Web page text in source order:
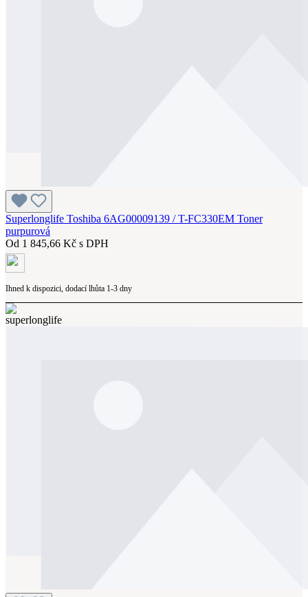
Superlonglife Toshiba 6AG00009139 / T-FC330EM Toner
purpurová
Od 1 845,66 Kč s DPH
Ihned k dispozici, dodací lhůta 1-3 dny